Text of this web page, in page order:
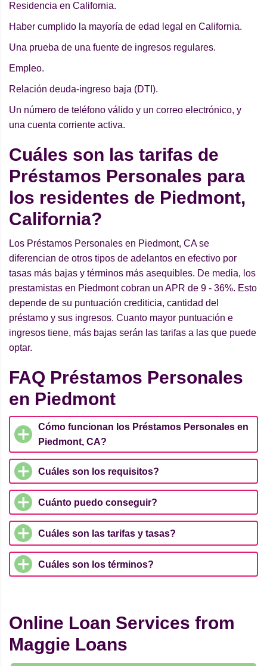
Residencia en California.
Haber cumplido la mayoría de edad legal en California.
Una prueba de una fuente de ingresos regulares.
Empleo.
Relación deuda-ingreso baja (DTI).
Un número de teléfono válido y un correo electrónico, y
una cuenta corriente activa.
Cuáles son las tarifas de
Préstamos Personales para
los residentes de Piedmont,
California?
Los Préstamos Personales en Piedmont, CA se
diferencian de otros tipos de adelantos en efectivo por
tasas más bajas y términos más asequibles. De media, los
prestamistas en Piedmont cobran un APR de 9 - 36%. Esto
depende de su puntuación crediticia, cantidad del
préstamo y sus ingresos. Cuanto mayor puntuación e
ingresos tiene, más bajas serán las tarifas a las que puede
optar.
FAQ Préstamos Personales
en Piedmont
Cómo funcionan los Préstamos Personales en
Piedmont, CA?
Cuáles son los requisitos?
Cuánto puedo conseguir?
Cuáles son las tarifas y tasas?
Cuáles son los términos?
Online Loan Services from
Maggie Loans